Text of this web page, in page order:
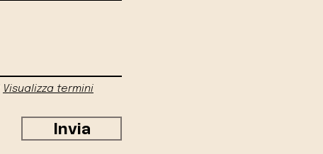
Visualizza termini
Invia